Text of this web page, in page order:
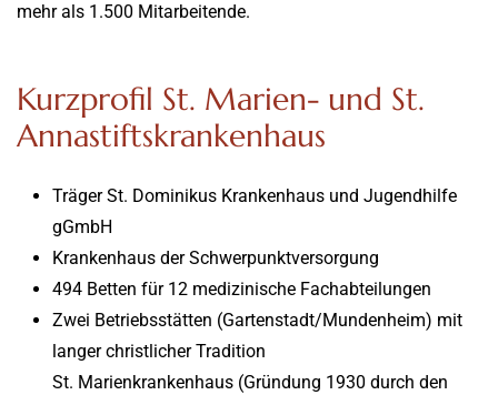
mehr als 1.500 Mitarbeitende.
Kurzprofil St. Marien- und St.
Annastiftskrankenhaus
Träger St. Dominikus Krankenhaus und Jugendhilfe
gGmbH
Krankenhaus der Schwerpunktversorgung
494 Betten für 12 medizinische Fachabteilungen
Zwei Betriebsstätten (Gartenstadt/Mundenheim) mit
langer christlicher Tradition
St. Marienkrankenhaus (Gründung 1930 durch den